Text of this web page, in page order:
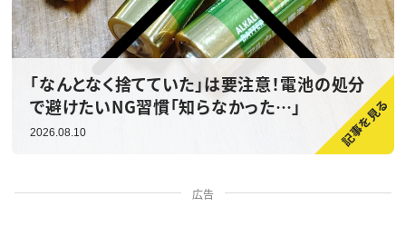
「なんとなく捨てていた」は要注意！電池の処分
で避けたいNG習慣「知らなかった…」
2026.08.10
広告